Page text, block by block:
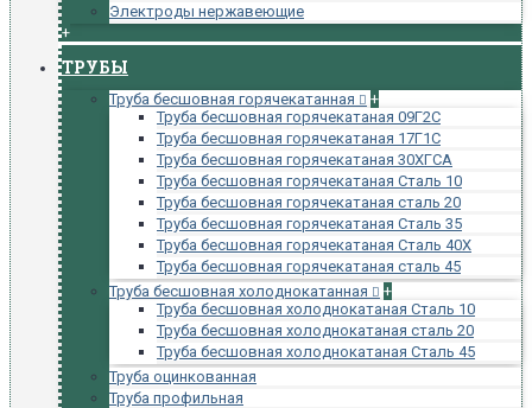
Электроды нержавеющие
+
ТРУБЫ
Труба бесшовная горячекатанная
+
Труба бесшовная горячекатаная 09Г2С
Труба бесшовная горячекатаная 17Г1С
Труба бесшовная горячекатаная 30ХГСА
Труба бесшовная горячекатаная Сталь 10
Труба бесшовная горячекатаная сталь 20
Труба бесшовная горячекатаная Сталь 35
Труба бесшовная горячекатаная Сталь 40Х
Труба бесшовная горячекатаная сталь 45
Труба бесшовная холоднокатанная
+
Труба бесшовная холоднокатаная Сталь 10
Труба бесшовная холоднокатаная сталь 20
Труба бесшовная холоднокатаная Сталь 45
Труба оцинкованная
Труба профильная